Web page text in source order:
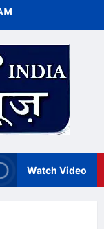
Watch Video